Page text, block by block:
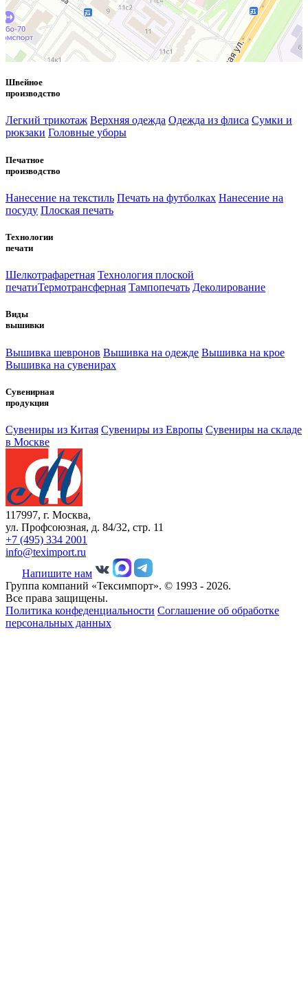
Швейное
производство
Легкий трикотаж Верхняя одежда Одежда из флиса Сумки и
рюкзаки Головные уборы
Печатное
производство
Нанесение на текстиль Печать на футболках Нанесение на
посуду Плоская печать
Технологии
печати
Шелкотрафаретная Технология плоской
печатиТермотрансферная Тампопечать Деколирование
Виды
вышивки
Вышивка шевронов Вышивка на одежде Вышивка на крое
Вышивка на сувенирах
Сувенирная
продукция
Сувениры из Китая Сувениры из Европы Сувениры на складе
в Москве
117997, г. Москва,
ул. Профсоюзная, д. 84/32, стр. 11
+7 (495) 334 2001
info@teximport.ru
Напишите нам
Группа компаний «Тексимпорт». © 1993 - 2026.
Все права защищены.
Политика конфеденциальности Соглашение об обработке
персональных данных